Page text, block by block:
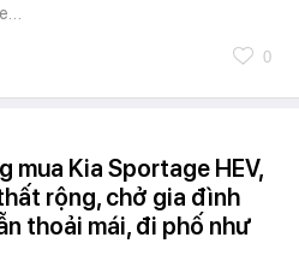
0
mua Kia Sportage HEV,
rộng, chở gia đình
thoải mái, đi phố như